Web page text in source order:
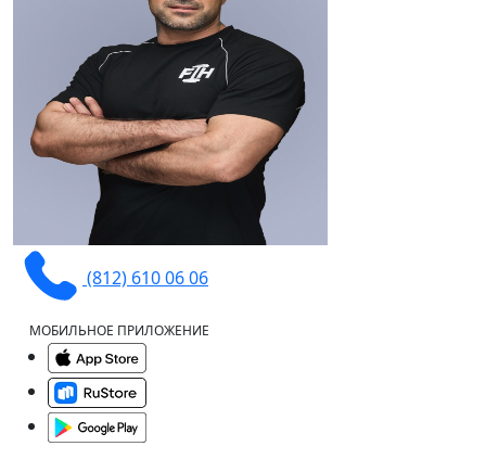
(812) 610 06 06
МОБИЛЬНОЕ ПРИЛОЖЕНИЕ